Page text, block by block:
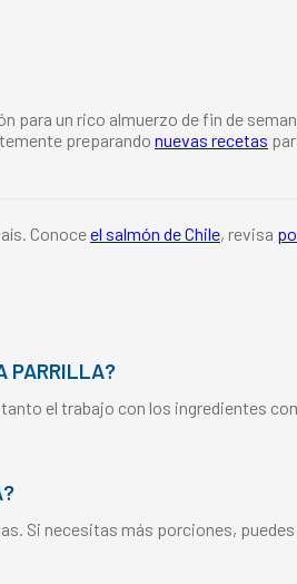
para un rico almuerzo de fin de
preparando nuevas recetas
Conoceel salmón de Chile, revisa
PARRILLA?
el trabajo con los ingredientes
Si necesitas más porciones,